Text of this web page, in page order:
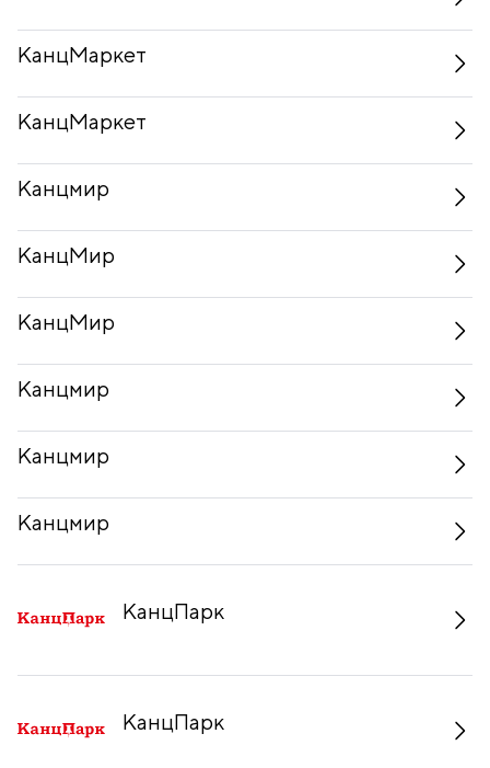
КанцМаркет
КанцМаркет
Канцмир
КанцМир
КанцМир
Канцмир
Канцмир
Канцмир
КанцПарк
КанцПарк